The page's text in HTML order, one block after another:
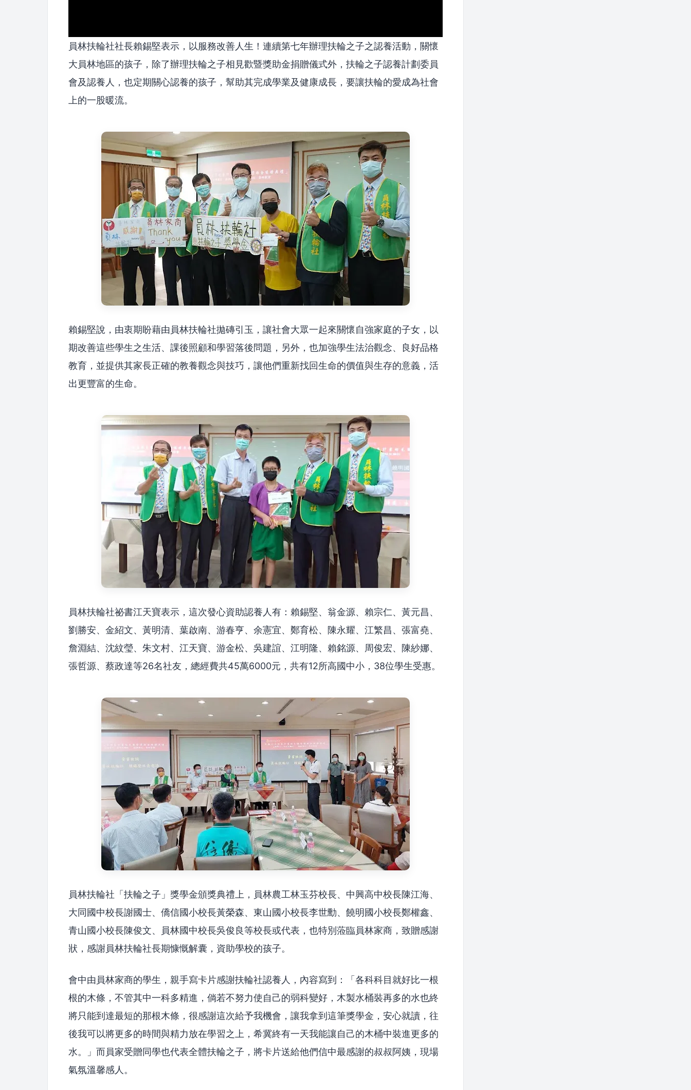
員林扶輪社社長賴錫堅表示，以服務改善人生！連續第七年辦理扶輪之子之認養活動，關懷
大員林地區的孩子，除了辦理扶輪之子相見歡暨獎助金捐贈儀式外，扶輪之子認養計劃委員
會及認養人，也定期關心認養的孩子，幫助其完成學業及健康成長，要讓扶輪的愛成為社會
上的一股暖流。
賴錫堅說，由衷期盼藉由員林扶輪社拋磚引玉，讓社會大眾一起來關懷自強家庭的子女，以
期改善這些學生之生活、課後照顧和學習落後問題，另外，也加強學生法治觀念、良好品格
教育，並提供其家長正確的教養觀念與技巧，讓他們重新找回生命的價值與生存的意義，活
出更豐富的生命。
員林扶輪社祕書江天寶表示，這次發心資助認養人有：賴錫堅、翁金源、賴宗仁、黃元昌、
劉勝安、金紹文、黃明清、葉啟南、游春亨、余憲宜、鄭育松、陳永耀、江繁昌、張富堯、
詹淵結、沈紋瑩、朱文村、江天寶、游金松、吳建誼、江明隆、賴銘源、周俊宏、陳紗娜、
張哲源、蔡政達等26名社友，總經費共45萬6000元，共有12所高國中小，38位學生受惠。
員林扶輪社「扶輪之子」獎學金頒獎典禮上，員林農工林玉芬校長、中興高中校長陳江海、
大同國中校長謝國士、僑信國小校長黃榮森、東山國小校長李世勳、饒明國小校長鄭權鑫、
青山國小校長陳俊文、員林國中校長吳俊良等校長或代表，也特別蒞臨員林家商，致贈感謝
狀，感謝員林扶輪社長期慷慨解囊，資助學校的孩子。
會中由員林家商的學生，親手寫卡片感謝扶輪社認養人，內容寫到：「各科科目就好比一根
根的木條，不管其中一科多精進，倘若不努力使自己的弱科變好，木製水桶裝再多的水也終
將只能到達最短的那根木條，很感謝這次給予我機會，讓我拿到這筆獎學金，安心就讀，往
後我可以將更多的時間與精力放在學習之上，希冀終有一天我能讓自己的木桶中裝進更多的
水。」而員家受贈同學也代表全體扶輪之子，將卡片送給他們信中最感謝的叔叔阿姨，現場
氣氛溫馨感人。